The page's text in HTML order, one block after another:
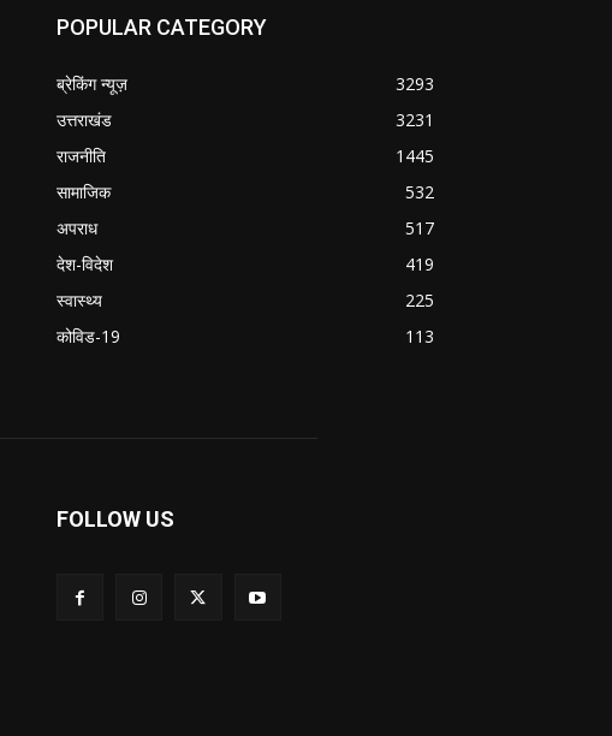
POPULAR CATEGORY
ब्रेकिंग न्यूज़
3293
उत्तराखंड
3231
राजनीति
1445
सामाजिक
532
अपराध
517
देश-विदेश
419
स्वास्थ्य
225
कोविड-19
113
FOLLOW US